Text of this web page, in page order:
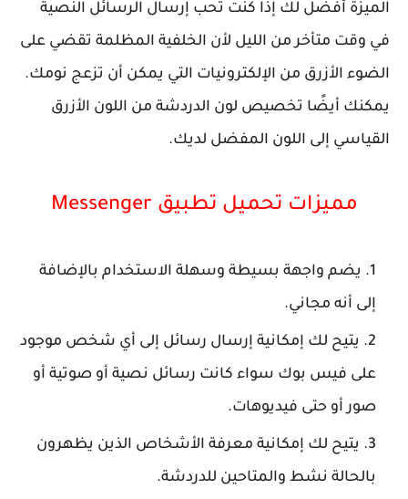
الميزة أفضل لك إذا كنت تحب إرسال الرسائل النصية
في وقت متأخر من الليل لأن الخلفية المظلمة تقضي على
الضوء الأزرق من الإلكترونيات التي يمكن أن تزعج نومك.
يمكنك أيضًا تخصيص لون الدردشة من اللون الأزرق
القياسي إلى اللون المفضل لديك.
مميزات تحميل تطبيقMessenger
يضم واجهة بسيطة وسهلة الاستخدام بالإضافة
إلى أنه مجاني.
يتيح لك إمكانية إرسال رسائل إلى أي شخص موجود
على فيس بوك سواء كانت رسائل نصية أو صوتية أو
صور أو حتى فيديوهات.
يتيح لك إمكانية معرفة الأشخاص الذين يظهرون
بالحالة نشط والمتاحين للدردشة.